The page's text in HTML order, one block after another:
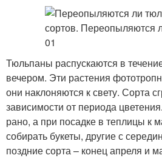
Тюльпаны распускаются в
вечером. Эти растения
они наклоняются к свету. Сорта
зависимости от периода
рано, а при посадке в теплицы к
собирать букеты, другие с
поздние сорта – конец апреля и